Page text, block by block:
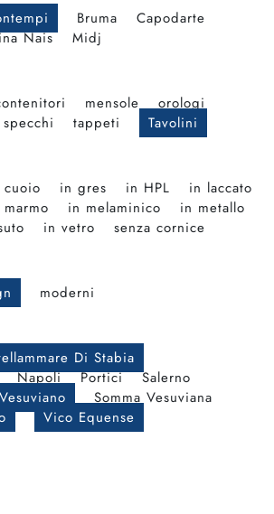
Bruma
Capodarte
Nais Midj
mensole
orologi
specchi tappeti Tavolini
in gres in HPL
in laccato
in melaminico
in metallo
in vetro senza cornice
moderni
Di Stabia
Napoli Portici
Salerno
Somma Vesuviana
Vico Equense